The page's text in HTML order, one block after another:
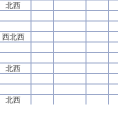
北西
西北西
北西
北西
北西
西北西
北西
北西
北西
西北西
北西
北西
北西
西北西
北西
北西